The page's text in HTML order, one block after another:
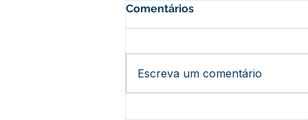
Comentários
Escreva um comentário